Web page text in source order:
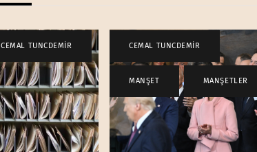
CEMAL TUNCDEMİR , CEMAL TUNCDEMİR
MANŞET , MANŞETLER